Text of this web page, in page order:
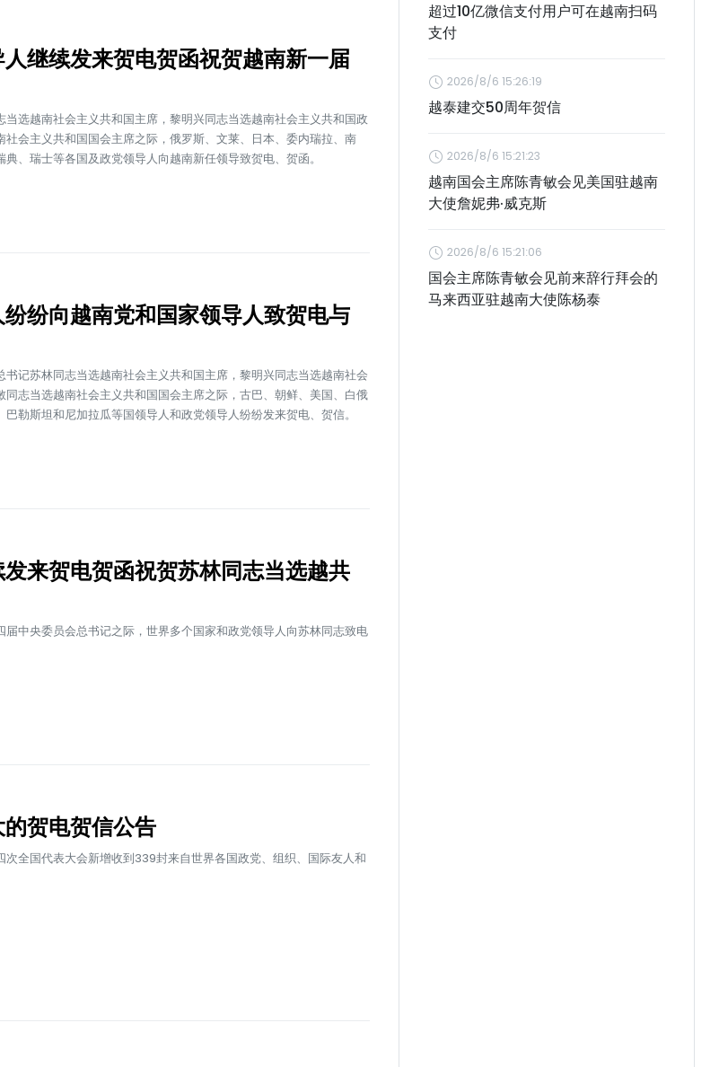
继续发来贺电贺函祝贺越南新一届
选越南社会主义共和国主席，黎明兴同志当选越南社会主义共和国政
会主义共和国国会主席之际，俄罗斯、文莱、日本、委内瑞拉、南
、瑞士等各国及政党领导人向越南新任领导致贺电、贺函。
纷向越南党和国家领导人致贺电与
记苏林同志当选越南社会主义共和国主席，黎明兴同志当选越南社会
志当选越南社会主义共和国国会主席之际，古巴、朝鲜、美国、白俄
勒斯坦和尼加拉瓜等国领导人和政党领导人纷纷发来贺电、贺信。
来贺电贺函祝贺苏林同志当选越共
中央委员会总书记之际，世界多个国家和政党领导人向苏林同志致电
贺电贺信公告
次全国代表大会新增收到339封来自世界各国政党、组织、国际友人和
超过10亿微信支付用户可在越南扫码
支付
2026/8/6 15:26:19
越泰建交50周年贺信
2026/8/6 15:21:23
越南国会主席陈青敏会见美国驻越南
大使詹妮弗·威克斯
2026/8/6 15:21:06
国会主席陈青敏会见前来辞行拜会的
马来西亚驻越南大使陈杨泰